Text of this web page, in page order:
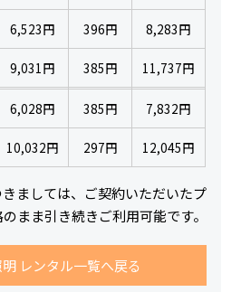
6,523円 396円 8,283円
9,031円 385円 11,737円
6,028円 385円 7,832円
10,032円 297円 12,045円
きましては、ご契約いただいたプ
まま引き続きご利用可能です。
レンタル一覧へ戻る